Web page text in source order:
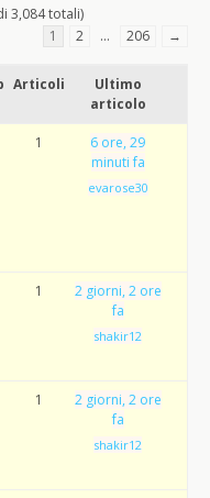
3,084 totali)
1
2 … 206 →
Articoli
Ultimo
articolo
1
6 ore, 29
minuti fa
evarose30
1
2 giorni, 2 ore
fa
shakir12
1
2 giorni, 2 ore
fa
shakir12